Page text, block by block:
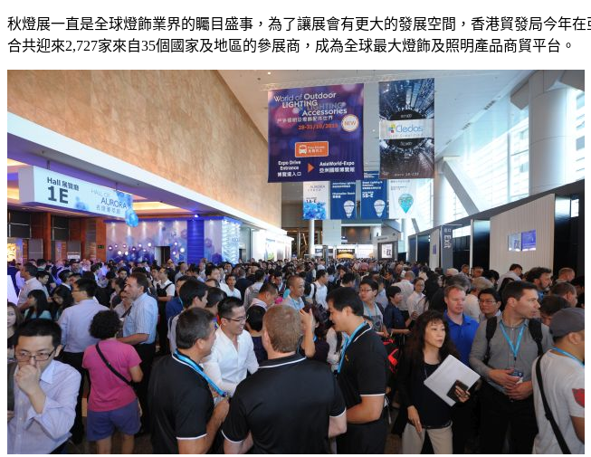
秋燈展一直是全球燈飾業界的矚目盛事，為了讓展會有更大的發展空間，香港貿發局今年
合共迎來2,727家來自35個國家及地區的參展商，成為全球最大燈飾及照明產品商貿平台。